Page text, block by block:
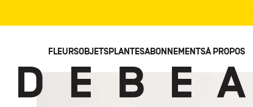
FLEURSOBJETSPLANTESABONNEMENTSÀ PROPOS